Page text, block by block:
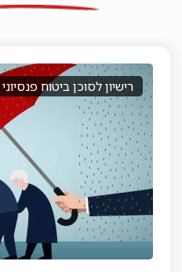
רישיון לסוכן ביטוח פנסיוני